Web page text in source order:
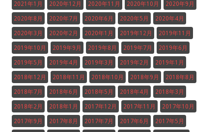
2021年1月 2020年12月 2020年11月 2020年10月 2020年9月
2020年8月 2020年7月 2020年6月 2020年5月 2020年4月
2020年3月 2020年2月 2020年1月 2019年12月 2019年11月
2019年10月 2019年9月 2019年8月 2019年7月 2019年6月
2019年5月 2019年4月 2019年3月 2019年2月 2019年1月
2018年12月 2018年11月 2018年10月 2018年9月 2018年8月
2018年7月 2018年6月 2018年5月 2018年4月 2018年3月
2018年2月 2018年1月 2017年12月 2017年11月 2017年10月
2017年9月 2017年8月 2017年7月 2017年6月 2017年5月